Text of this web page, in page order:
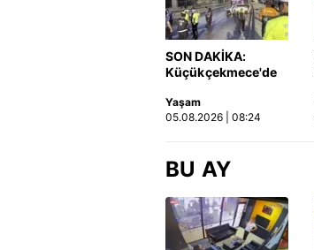
SON DAKİKA:
Küçükçekmece'de
Otomobil, İETT
otobüsüne çarptı: 3
Yaşam
05.08.2026 | 08:24
BU AY